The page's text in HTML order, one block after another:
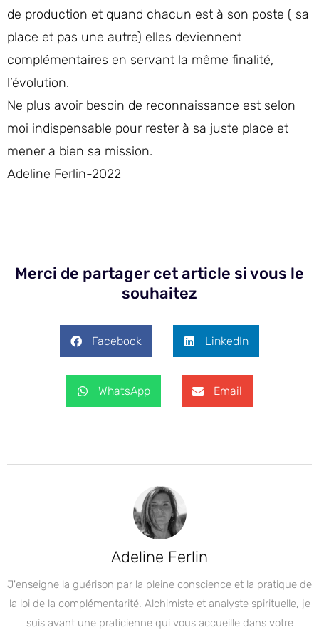
de production et quand chacun est à son poste ( sa
place et pas une autre) elles deviennent
complémentaires en servant la même finalité,
l’évolution.
Ne plus avoir besoin de reconnaissance est selon
moi indispensable pour rester à sa juste place et
mener a bien sa mission.
Adeline Ferlin-2022
Merci de partager cet article si vous le
souhaitez
Facebook LinkedIn
WhatsApp Email
Adeline Ferlin
J'enseigne la guérison par la pleine conscience et la pratique de
la loi de la complémentarité. Alchimiste et analyste spirituelle, je
suis avant une praticienne qui vous accueille dans votre